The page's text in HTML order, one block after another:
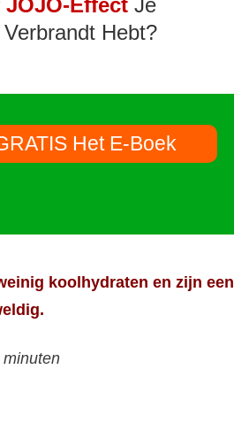
Hebt?
Het E-Boek
koolhydraten en zijn een